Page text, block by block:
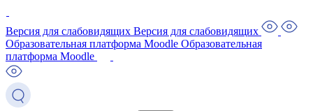
Версия для слабовидящих Версия для слабовидящих
Образовательная платформа Moodle Образовательная
платформа Moodle